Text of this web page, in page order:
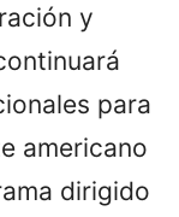
y
para
americano
dirigido